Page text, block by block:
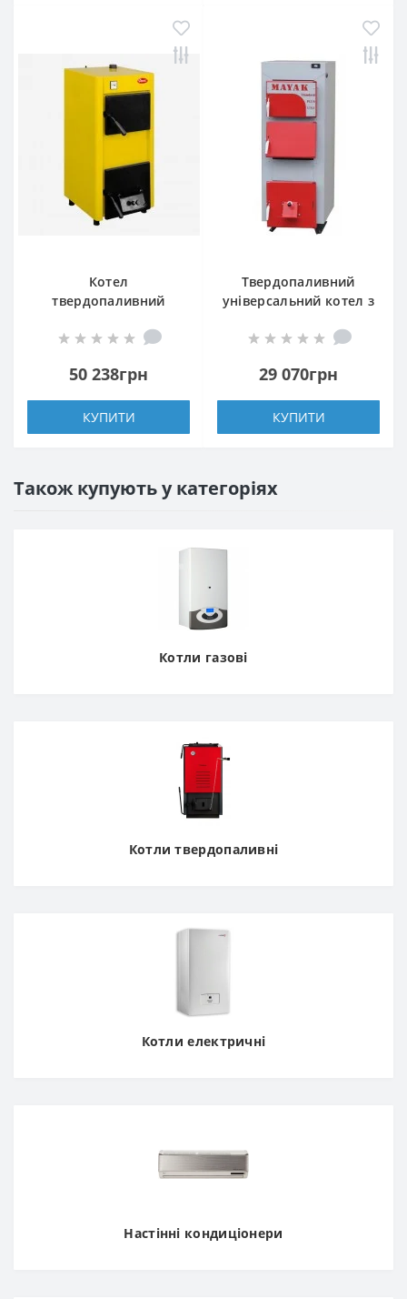
Котел
твердопаливний
50 238грн
КУПИТИ
Твердопаливний
універсальний котел з
колосниками Маяк
PLUS UNI
29 070грн
КУПИТИ
Також купують у категоріях
Котли газові
Котли твердопаливні
Котли електричні
Настінні кондиціонери